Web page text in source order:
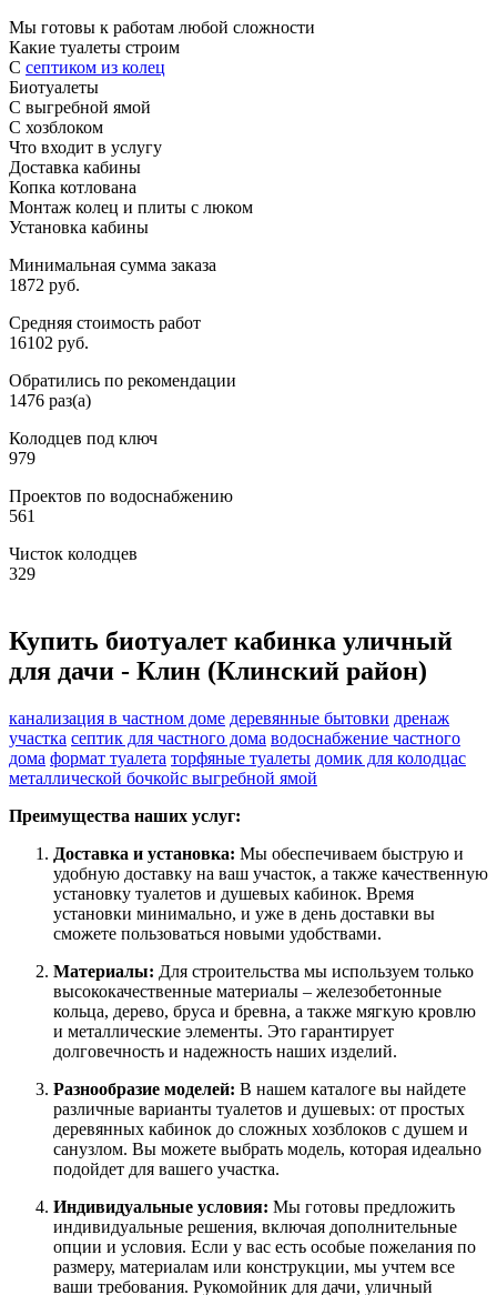
Мы готовы к работам любой сложности
Какие туалеты строим
С септиком из колец
Биотуалеты
С выгребной ямой
С хозблоком
Что входит в услугу
Доставка кабины
Копка котлована
Монтаж колец и плиты с люком
Установка кабины
Минимальная сумма заказа
1872 руб.
Средняя стоимость работ
16102 руб.
Обратились по рекомендации
1476 раз(а)
Колодцев под ключ
979
Проектов по водоснабжению
561
Чисток колодцев
329
Купить биотуалет кабинка уличный
для дачи - Клин (Клинский район)
канализация в частном доме деревянные бытовки дренаж
участка септик для частного дома водоснабжение частного
дома формат туалета торфяные туалеты домик для колодцас
металлической бочкойс выгребной ямой
Преимущества наших услуг:
Доставка и установка: Мы обеспечиваем быструю и
удобную доставку на ваш участок, а также качественную
установку туалетов и душевых кабинок. Время
установки минимально, и уже в день доставки вы
сможете пользоваться новыми удобствами.
Материалы: Для строительства мы используем только
высококачественные материалы – железобетонные
кольца, дерево, бруса и бревна, а также мягкую кровлю
и металлические элементы. Это гарантирует
долговечность и надежность наших изделий.
Разнообразие моделей: В нашем каталоге вы найдете
различные варианты туалетов и душевых: от простых
деревянных кабинок до сложных хозблоков с душем и
санузлом. Вы можете выбрать модель, которая идеально
подойдет для вашего участка.
Индивидуальные условия: Мы готовы предложить
индивидуальные решения, включая дополнительные
опции и условия. Если у вас есть особые пожелания по
размеру, материалам или конструкции, мы учтем все
ваши требования. Рукомойник для дачи, уличный